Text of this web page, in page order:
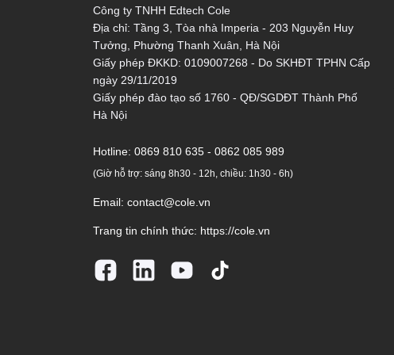
Công ty TNHH Edtech Cole
Địa chỉ: Tầng 3, Tòa nhà Imperia - 203 Nguyễn Huy
Tưởng, Phường Thanh Xuân, Hà Nội
Giấy phép ĐKKD: 0109007268 - Do SKHĐT TPHN Cấp
ngày 29/11/2019
Giấy phép đào tạo số 1760 - QĐ/SGDĐT Thành Phố
Hà Nội
Hotline: 0869 810 635 - 0862 085 989
(Giờ hỗ trợ: sáng 8h30 - 12h, chiều: 1h30 - 6h)
Email: contact@cole.vn
Trang tin chính thức: https://cole.vn